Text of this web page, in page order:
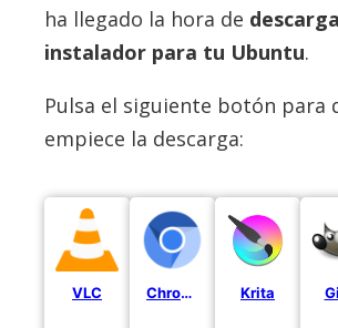
ha llegado la hora de
instalador para tu Ubuntu.
Pulsa el siguiente botón para
empiece la descarga:
VLC Chromium Krita